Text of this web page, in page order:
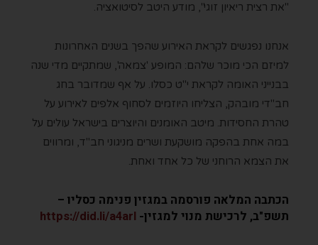
"את רצית ריאיון זוגי", מודע היטב לסיטואציה.
אנחנו נפגשים לקראת האירוע שהפך בשנים האחרונות
למיזם הכי מוכר שלהם: המופע 'צמאה', שמתקיים מדי שנה
בבנייני האומה לקראת י"ט כסלו. על אף שמדובר בחג
חב"די מובהק, הצליחו היוזמים לסחוף אלפים לאירוע על
טהרת החסידות. מיטב האומנים והיוצרים בישראל עולים על
במה אחת בהפקה מושקעת ושרים מניגוני חב"ד, ומרווים
את הצמא הרוחני של כל אחד ואחת.
הכתבה המלאה פורסמה במגזין פנימה כסליו –
תשפ"ב, לרכישת מנוי למגזין- https://did.li/a4arl